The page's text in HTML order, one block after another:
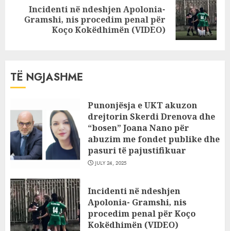
Next
Incidenti në ndeshjen Apolonia-
Gramshi, nis procedim penal për
Koço Kokëdhimën (VIDEO)
TË NGJASHME
Punonjësja e UKT akuzon
drejtorin Skerdi Drenova dhe
“bosen” Joana Nano për
abuzim me fondet publike dhe
pasuri të pajustifikuar
JULY 24, 2025
Incidenti në ndeshjen
Apolonia- Gramshi, nis
procedim penal për Koço
Kokëdhimën (VIDEO)